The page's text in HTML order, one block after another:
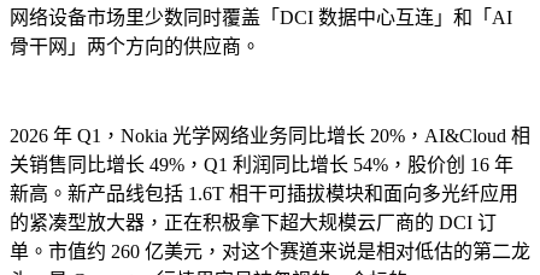
网络设备市场里少数同时覆盖「DCI 数据中心互连」和「AI
骨干网」两个方向的供应商。
2026 年 Q1，Nokia 光学网络业务同比增长 20%，AI&Cloud 相
关销售同比增长 49%，Q1 利润同比增长 54%，股价创 16 年
新高。新产品线包括 1.6T 相干可插拔模块和面向多光纤应用
的紧凑型放大器，正在积极拿下超大规模云厂商的 DCI 订
单。市值约 260 亿美元，对这个赛道来说是相对低估的第二龙